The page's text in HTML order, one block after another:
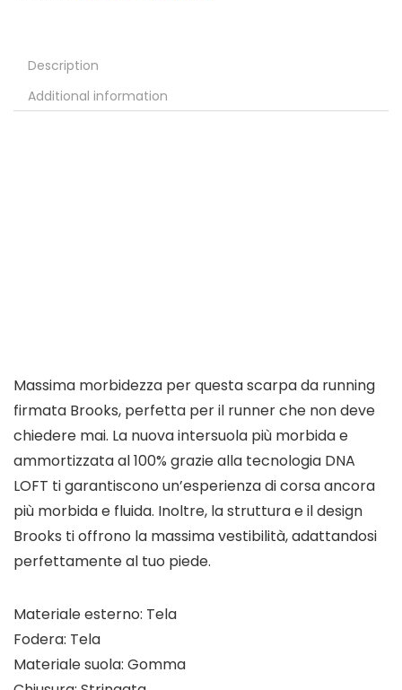
Description
Additional information
Massima morbidezza per questa scarpa da running
firmata Brooks, perfetta per il runner che non deve
chiedere mai. La nuova intersuola più morbida e
ammortizzata al 100% grazie alla tecnologia DNA
LOFT ti garantiscono un’esperienza di corsa ancora
più morbida e fluida. Inoltre, la struttura e il design
Brooks ti offrono la massima vestibilità, adattandosi
perfettamente al tuo piede.
Materiale esterno: Tela
Fodera: Tela
Materiale suola: Gomma